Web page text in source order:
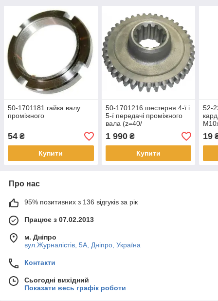
50-1701181 гайка валу
проміжного
54 ₴
Купити
50-1701216 шестерня 4-ї і
5-ї передачі проміжного
вала (z=40/
1 990₴
Купити
52-
19
Про нас
95% позитивних з 136 відгуків за рік
Працює з 07.02.2013
м. Дніпро
вул.Журналістів, 5А, Дніпро, Україна
Контакти
Сьогодні вихідний
Показати весь графік роботи